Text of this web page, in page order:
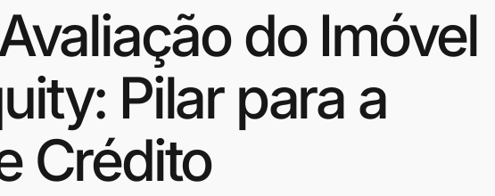
do Imóvel
Pilar para a
Crédito